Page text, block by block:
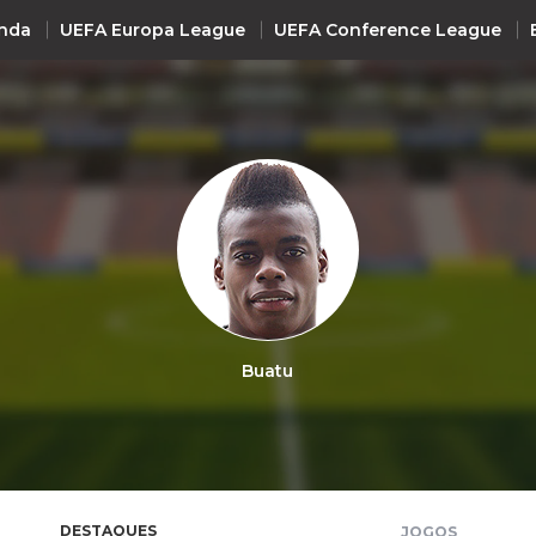
UEFA Europa League UEFA Conference League
INTERNACIONAL
UEFA Champions League
UEFA Europa League
UEFA Conference League
Premier League
Buatu
DESTAQUES JOGOS